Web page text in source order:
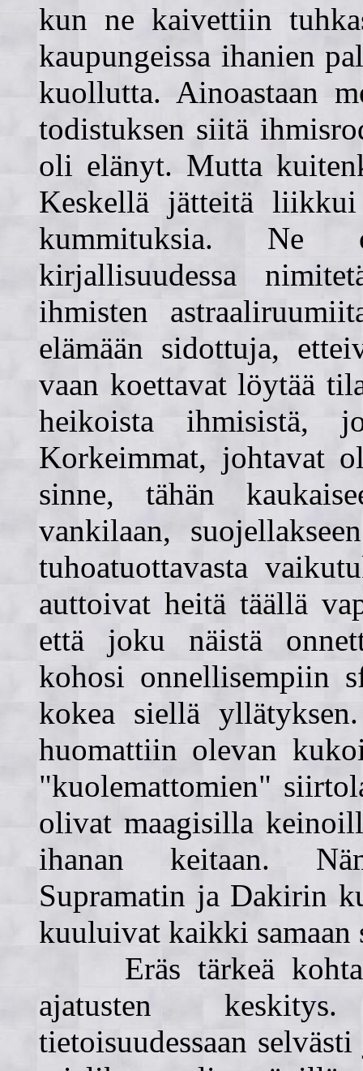
kun ne kaivettiin
kaupungeissa ihanien
kuollutta. Ainoastaan
todistuksen siitä
oli elänyt. Mutta
Keskellä jätteitä liikkui
kummituksia. Ne
kirjallisuudessa
ihmisten
elämään sidottuja,
vaan koettavat löytää
heikoista ihmisistä,
Korkeimmat, johtavat
sinne, tähän
vankilaan,
tuhoatuottavasta
auttoivat heitä täällä
että joku näistä
kohosi onnellisempiin
kokea siellä
huomattiin olevan
"kuolemattomien"
olivat maagisilla
ihanan keitaan.
Supramatin ja Dakirin
kuuluivat kaikki samaan
Eräs tärkeä kohta
ajatusten
tietoisuudessaan